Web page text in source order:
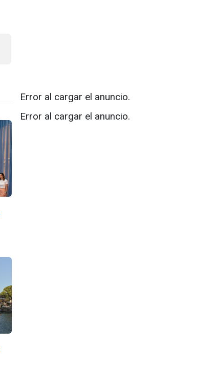
Error al cargar el anuncio.
Error al cargar el anuncio.